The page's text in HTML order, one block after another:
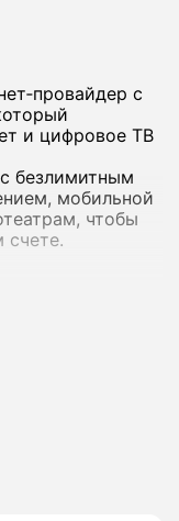
с
и цифровое ТВ
безлимитным
мобильной
чтобы
счете.
предложим